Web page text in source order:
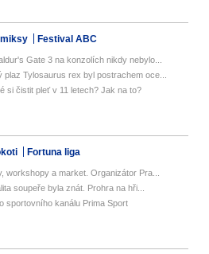
Festival ABC
Gate 3 na konzolích nikdy nebylo...
Tylosaurus rex byl postrachem oce...
si čistit pleť v 11 letech? Jak na to?
Fortuna liga
workshopy a market. Organizátor Pra...
soupeře byla znát. Prohra na hři...
sportovního kanálu Prima Sport